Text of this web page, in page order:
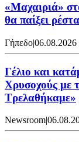
«Μαχαιριά»
θα παίξει
Γήπεδο|06.08.2026
Γέλιο και
Χρυσοχούς με
Τρελαθήκαμε»
Newsroom|